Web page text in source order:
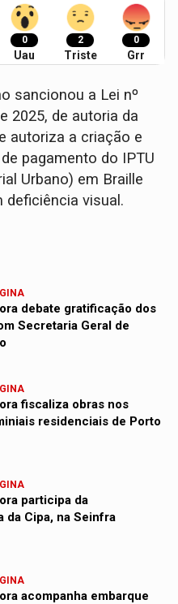
0
Uau
2
Triste
0
Grr
sancionou a Lei nº
2025, de autoria da
autoriza a criação e
pagamento do IPTU
Urbano) em Braille
visual.
debate gratificação dos
Secretaria Geral de
fiscaliza obras nos
residenciais de Porto
participa da
da Cipa, na Seinfra
acompanha embarque